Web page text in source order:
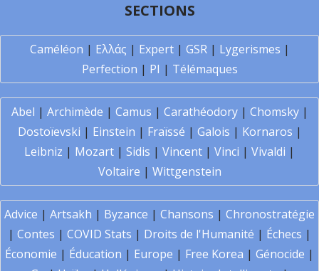
SECTIONS
Caméléon | Ελλάς | Expert| GSR| Lygerismes |
Perfection | PI | Télémaques
Abel | Archimède | Camus | Carathéodory| Chomsky|
Dostoïevski | Einstein | Fraïssé | Galois | Kornaros |
Leibniz | Mozart | Sidis | Vincent | Vinci | Vivaldi |
Voltaire | Wittgenstein
Advice | Artsakh | Byzance | Chansons | Chronostratégie
| Contes | COVID Stats | Droits de l'Humanité | Échecs |
Économie | Éducation | Europe | Free Korea | Génocide |